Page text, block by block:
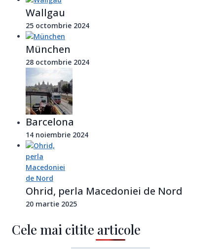
Wallgau
25 octombrie 2024
München
28 octombrie 2024
Barcelona
14 noiembrie 2024
Ohrid, perla Macedoniei de Nord
20 martie 2025
Cele mai citite articole